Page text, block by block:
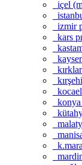
içel
izmir
kars